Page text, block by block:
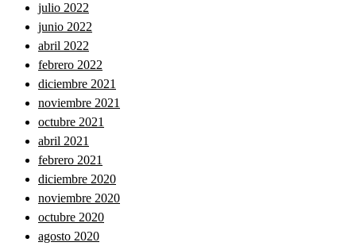
julio 2022
junio 2022
abril 2022
febrero 2022
diciembre 2021
noviembre 2021
octubre 2021
abril 2021
febrero 2021
diciembre 2020
noviembre 2020
octubre 2020
agosto 2020